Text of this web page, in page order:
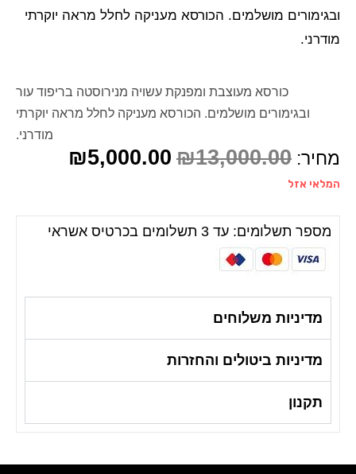
ובגימורים מושלמים. הכורסא מעניקה לחלל מראה יוקרתי
מודרני.
כורסא מעוצבת ומפנקת עשויה מנירוסטה בריפוד עור
ובגימורים מושלמים. הכורסא מעניקה לחלל מראה יוקרתי
מודרני.
מחיר: ₪13,000.00
₪5,000.00
המלאי אזל
מספר תשלומים: עד 3 תשלומים בכרטיס אשראי
מדיניות משלוחים
מדיניות ביטולים והחזרות
תקנון